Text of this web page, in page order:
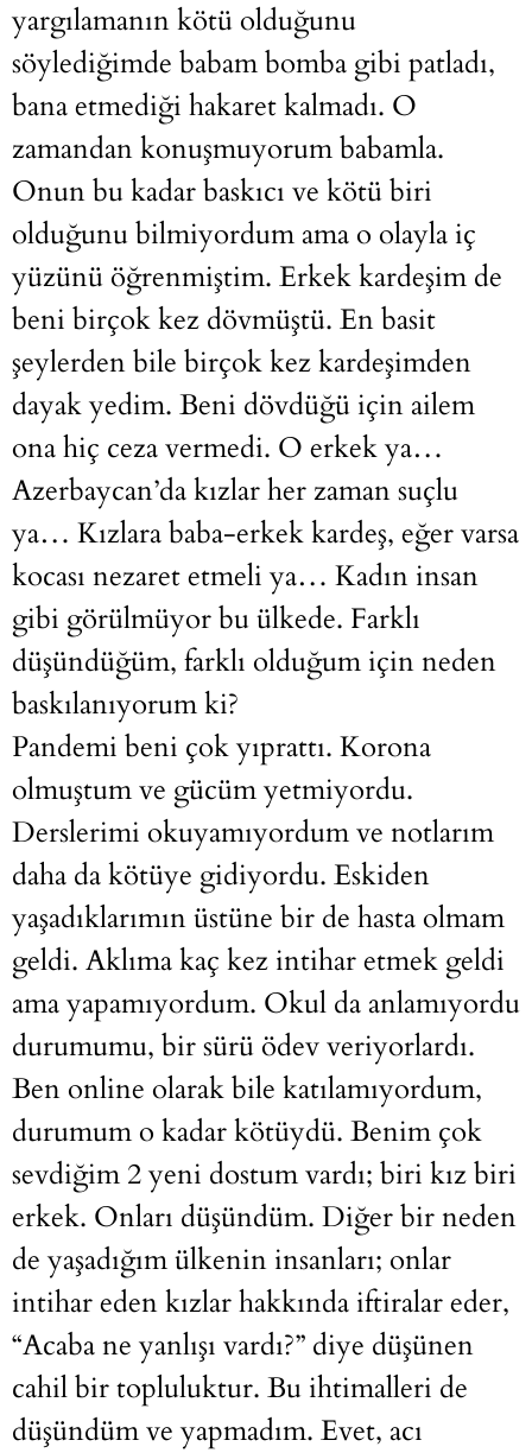
yargılamanın kötü olduğunu
söylediğimde babam bomba gibi patladı,
bana etmediği hakaret kalmadı. O
zamandan konuşmuyorum babamla.
Onun bu kadar baskıcı ve kötü biri
olduğunu bilmiyordum ama o olayla iç
yüzünü öğrenmiştim. Erkek kardeşim de
beni birçok kez dövmüştü. En basit
şeylerden bile birçok kez kardeşimden
dayak yedim. Beni dövdüğü için ailem
ona hiç ceza vermedi. O erkek ya…
Azerbaycan’da kızlar her zaman suçlu
ya… Kızlara baba-erkek kardeş, eğer varsa
kocası nezaret etmeli ya… Kadın insan
gibi görülmüyor bu ülkede. Farklı
düşündüğüm, farklı olduğum için neden
baskılanıyorum ki?
Pandemi beni çok yıprattı. Korona
olmuştum ve gücüm yetmiyordu.
Derslerimi okuyamıyordum ve notlarım
daha da kötüye gidiyordu. Eskiden
yaşadıklarımın üstüne bir de hasta olmam
geldi. Aklıma kaç kez intihar etmek geldi
ama yapamıyordum. Okul da anlamıyordu
durumumu, bir sürü ödev veriyorlardı.
Ben online olarak bile katılamıyordum,
durumum o kadar kötüydü. Benim çok
sevdiğim 2 yeni dostum vardı; biri kız biri
erkek. Onları düşündüm. Diğer bir neden
de yaşadığım ülkenin insanları; onlar
intihar eden kızlar hakkında iftiralar eder,
“Acaba ne yanlışı vardı?” diye düşünen
cahil bir topluluktur. Bu ihtimalleri de
düşündüm ve yapmadım. Evet, acı